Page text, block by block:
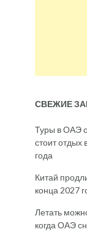
СВЕЖИЕ
Туры в ОАЭ
стоит отдых
года
Китай
конца 2027
Летать
когда ОАЭ